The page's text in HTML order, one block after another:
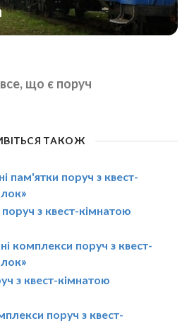
що є поруч
ТАКОЖ
пам'ятки поруч з квест-
з квест-кімнатою
комплекси поруч з квест-
з квест-кімнатою
поруч з квест-